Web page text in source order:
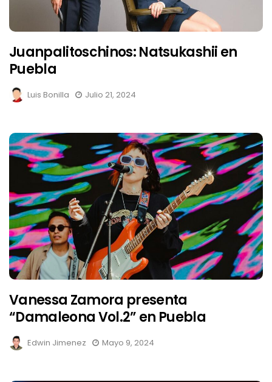
Juanpalitoschinos: Natsukashii en
Puebla
Luis Bonilla Julio 21, 2024
Vanessa Zamora presenta
“Damaleona Vol.2” en Puebla
Edwin Jimenez Mayo 9, 2024